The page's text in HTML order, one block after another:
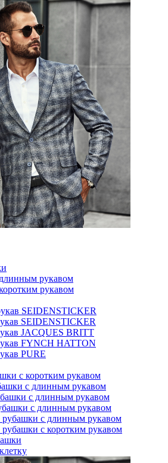
рукавом
рукавом
SEIDENSTICKER
SEIDENSTICKER
JAСQUES BRITT
FYNCH HATTON
PURE
с коротким рукавом
с длинным рукавом
с длинным рукавом
с длинным рукавом
с длинным рукавом
с коротким рукавом